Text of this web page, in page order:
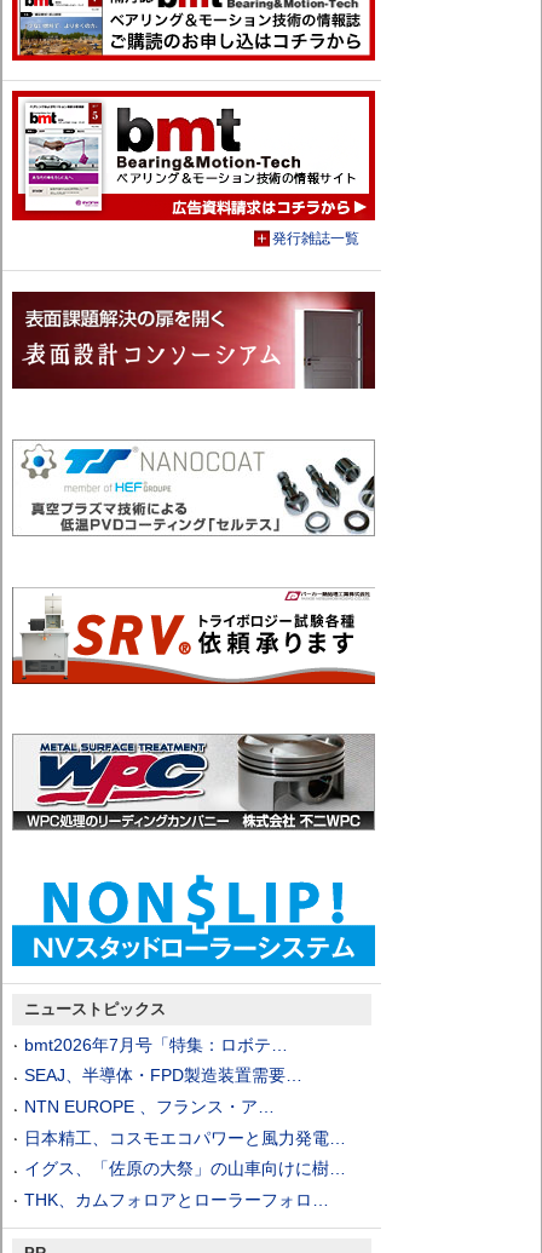
り
ー
ジ
発行雑誌一覧
ニューストピックス
bmt2026年7月号「特集：ロボテ…
SEAJ、半導体・FPD製造装置需要…
NTN EUROPE 、フランス・ア…
日本精工、コスモエコパワーと風力発電…
イグス、「佐原の大祭」の山車向けに樹…
THK、カムフォロアとローラーフォロ…